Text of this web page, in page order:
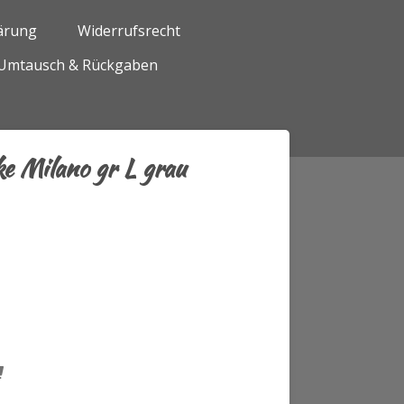
Widerrufsrecht
& Rückgaben
Milano gr L grau